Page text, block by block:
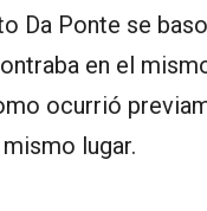
Da Ponte se
en el
ocurrió
lugar.